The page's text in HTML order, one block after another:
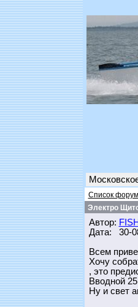
Список
Электро
Автор:
Дата: 30-
Всем
Хочу
, это
Вводной
Ну и свет